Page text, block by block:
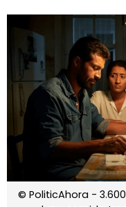
© PoliticAhora -